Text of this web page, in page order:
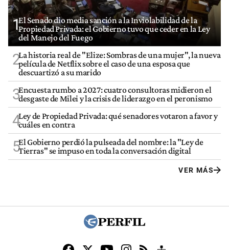
1El Senado dio media sanción a la Inviolabilidad de la
Propiedad Privada: el Gobierno tuvo que ceder en la Ley
del Manejo del Fuego
2La historia real de "Elize: Sombras de una mujer", la nueva
película de Netflix sobre el caso de una esposa que
descuartizó a su marido
3Encuesta rumbo a 2027: cuatro consultoras midieron el
desgaste de Milei y la crisis de liderazgo en el peronismo
4Ley de Propiedad Privada: qué senadores votaron a favor y
cuáles en contra
5El Gobierno perdió la pulseada del nombre: la "Ley de
Tierras" se impuso en toda la conversación digital
VER MÁS